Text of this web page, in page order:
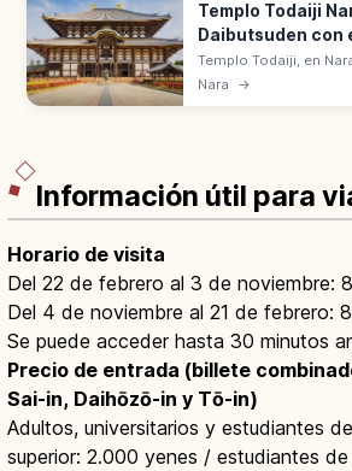
Templo Todaiji
Daibutsuden con
Templo Todaiji, en
el siglo VIII por el
Nara →
Información útil para
Horario de visita
Del 22 de febrero al 3 de noviembre:
Del 4 de noviembre al 21 de febrero:
Se puede acceder hasta 30 minutos
Precio de entrada (billete
Sai-in, Daihōzō-in y Tō-in)
Adultos, universitarios y estudiantes
superior: 2.000 yenes / estudiantes